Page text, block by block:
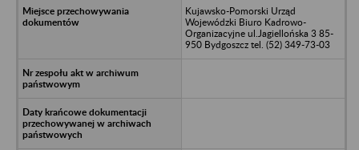
Kujawsko-Pomorski Urząd
Wojewódzki Biuro Kadrowo-
Organizacyjne ul.Jagiellońska 3 85-
950 Bydgoszcz tel. (52) 349-73-03